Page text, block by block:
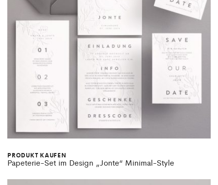
PRODUKT KAUFEN
Papeterie-Set im Design „Jonte“ Minimal-Style